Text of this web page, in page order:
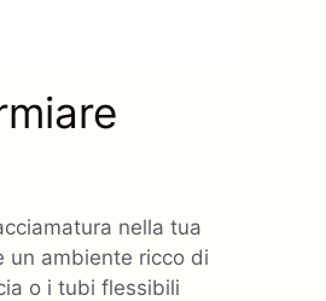
nella tua
un ambiente ricco di
o i tubi flessibili